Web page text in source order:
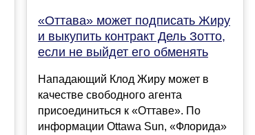
«Оттава» может подписать Жиру
и выкупить контракт Дель Зотто,
если не выйдет его обменять
Нападающий Клод Жиру может в
качестве свободного агента
присоединиться к «Оттаве». По
информации Ottawa Sun, «Флорида»